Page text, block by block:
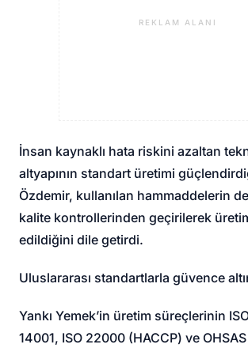
REKLAM ALANI
İnsan kaynaklı hata riskini azaltan
altyapının standart üretimi
Özdemir, kullanılan hammaddelerin
kalite kontrollerinden geçirilerek
edildiğini dile getirdi.
Uluslararası standartlarla güvence
Yankı Yemek’in üretim süreçlerinin
14001, ISO 22000 (HACCP) ve